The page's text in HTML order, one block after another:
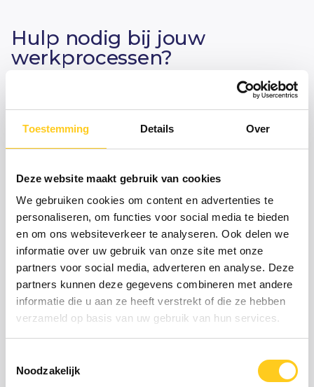
Toestemming Details Over
Deze website maakt gebruik van cookies
We gebruiken cookies om content en advertenties te
personaliseren, om functies voor social media te bieden
en om ons websiteverkeer te analyseren. Ook delen we
informatie over uw gebruik van onze site met onze
partners voor social media, adverteren en analyse. Deze
partners kunnen deze gegevens combineren met andere
informatie die u aan ze heeft verstrekt of die ze hebben
verzameld op basis van uw gebruik van hun services.
Noodzakelijk
Hulp nodig bij jouw
werkprocessen?
Onze Critical Minds staan voor je klaar. Wij geven
en helpen
procesflowstot het verbeteren van werk- en
productieprocessen. Wij zorgen voor verkorte
Binnen 24 uur
je op.
Bedrijf
Voornaam Achternaam